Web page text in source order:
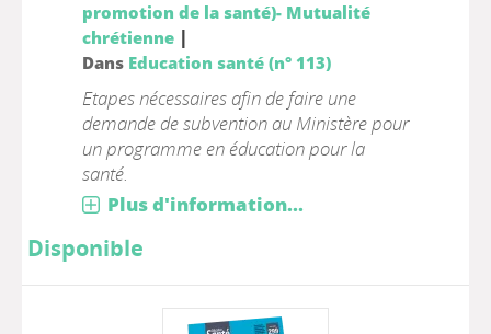
promotion de la santé)- Mutualité
chrétienne|
Dans Education santé (n° 113)
Etapes nécessaires afin de faire une
demande de subvention au Ministère pour
un programme en éducation pour la
santé.
Plus d'information...
Disponible